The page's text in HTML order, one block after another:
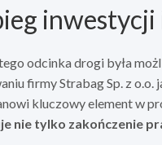
inwestycji
odcinka drogi była
firmy Strabag Sp. z
kluczowy element w
nie tylko zakończenie